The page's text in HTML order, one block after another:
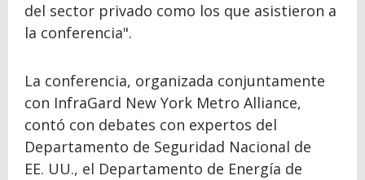
del sector privado como los que asistieron a
la conferencia".
La conferencia, organizada conjuntamente
con InfraGard New York Metro Alliance,
contó con debates con expertos del
Departamento de Seguridad Nacional de
EE. UU., el Departamento de Energía de